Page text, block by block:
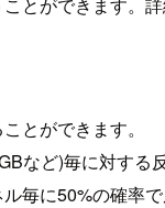
とができます。
とができます。
など)毎に対する
毎に50%の確率